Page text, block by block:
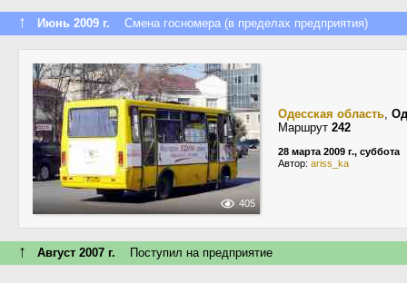
↑ Июнь 2009 г. Смена госномера (в пределах предприятия)
405
Одесская область,
Маршрут 242
28 марта 2009 г., суббота
Автор: ariss_ka
↑ Август 2007 г. Поступил на предприятие